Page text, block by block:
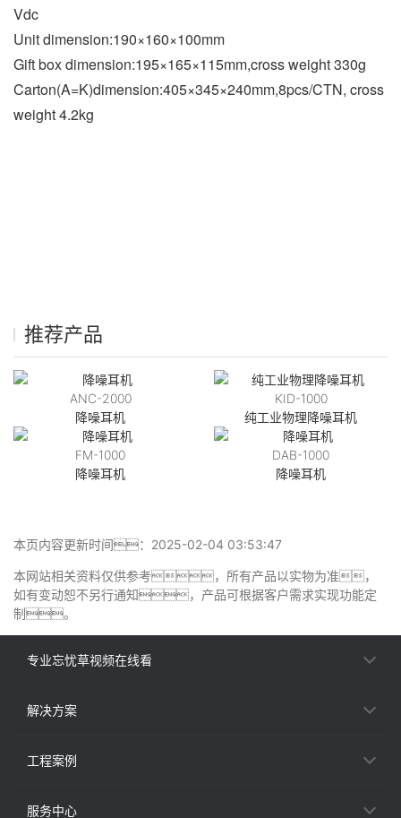
Vdc
Unit dimension:190×160×100mm
Gift box dimension:195×165×115mm,cross weight 330g
Carton(A=K)dimension:405×345×240mm,8pcs/CTN, cross
weight 4.2kg
推荐产品
ANC-2000
降噪耳机
KID-1000
纯工业物理降噪耳机
FM-1000
降噪耳机
DAB-1000
降噪耳机
本页内容更新时间：2025-02-04 03:53:47
本网站相关资料仅供参考，所有产品以实物为准，
如有变动恕不另行通知，产品可根据客户需求实现功能定
制。
专业忘忧草视频在线看
解决方案
工程案例
服务中心